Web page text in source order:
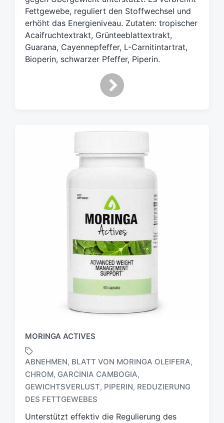
ö
t
e
r
Fettgewebe, reguliert den Stoffwechsel und
erhöht das Energieniveau. Zutaten: tropischer
Acaifruchtextrakt, Grünteeblattextrakt,
Guarana, Cayennepfeffer, L-Carnitintartrat,
Bioperin, schwarzer Pfeffer, Piperin.
MORINGA ACTIVES
c
h
l
ABNEHMEN, BLATT VON MORINGA OLEIFERA,
CHROM, GARCINIA CAMBOGIA,
GEWICHTSVERLUST, PIPERIN, REDUZIERUNG
DES FETTGEWEBES
Unterstützt effektiv die Regulierung des